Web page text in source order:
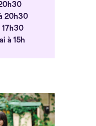
20h30
17h30
à 15h